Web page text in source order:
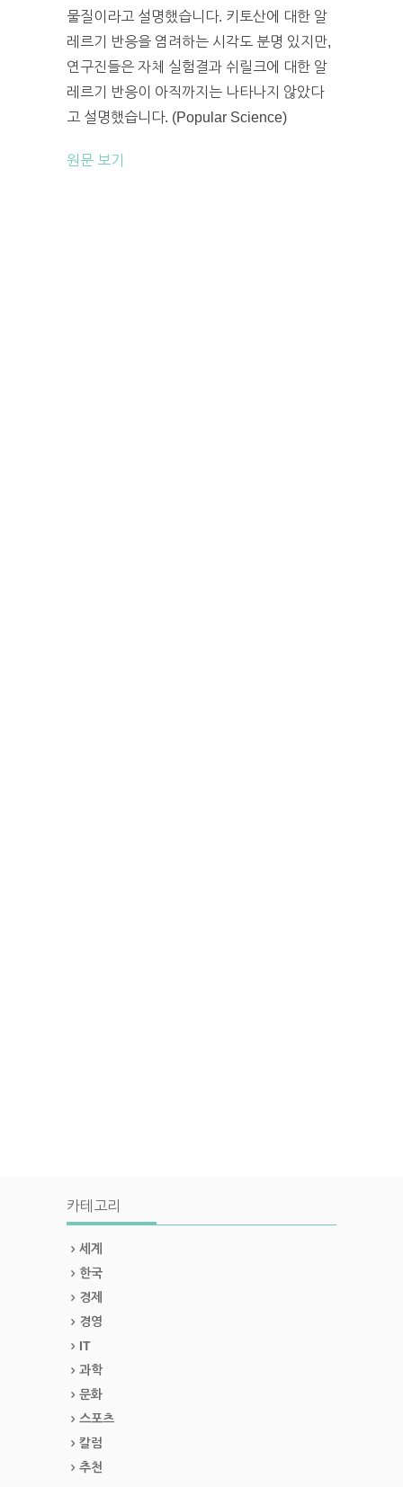
물질이라고 설명했습니다. 키토산에 대한 알
레르기 반응을 염려하는 시각도 분명 있지만,
연구진들은 자체 실험결과 쉬릴크에 대한 알
레르기 반응이 아직까지는 나타나지 않았다
고 설명했습니다. (Popular Science)
원문 보기
카테고리
세계
한국
경제
경영
IT
과학
문화
스포츠
칼럼
추천